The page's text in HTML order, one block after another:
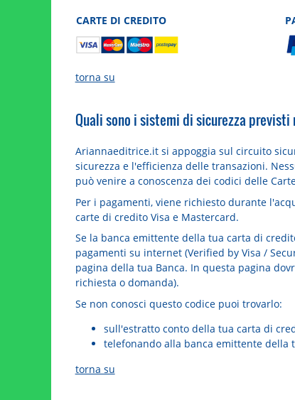
CARTE DI CREDITO
torna su
Quali sono i sistemi di sicurezza
Ariannaeditrice.it si appoggia sul circuito
sicurezza e l'efficienza delle transazioni.
può venire a conoscenza dei codici delle
Per i pagamenti, viene richiesto durante
carte di credito Visa e Mastercard.
Se la banca emittente della tua carta di
pagamenti su internet (Verified by Visa /
pagina della tua Banca. In questa pagina
richiesta o domanda).
Se non conosci questo codice puoi trovarlo:
sull'estratto conto della tua carta di
telefonando alla banca emittente della
torna su